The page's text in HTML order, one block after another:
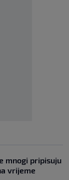
mnogi pripisuju
vrijeme